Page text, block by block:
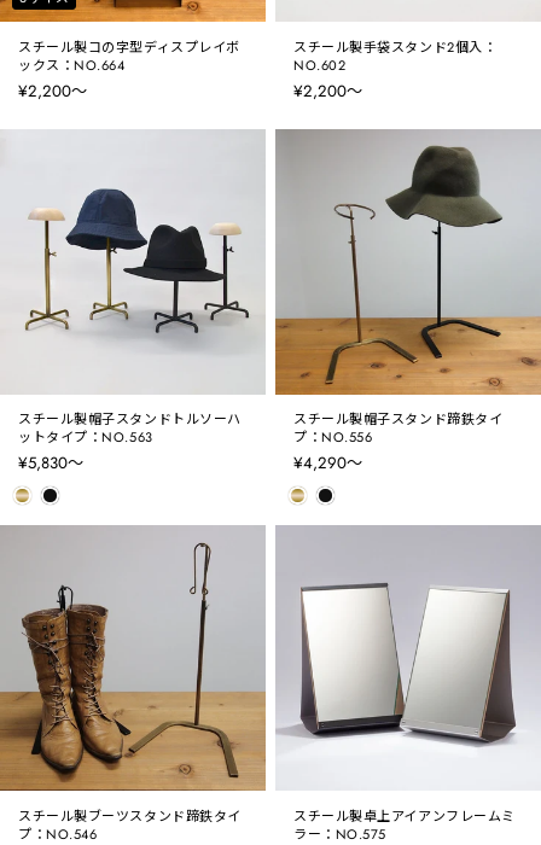
スチール製コの字型ディスプレイボ
ックス：NO.664
¥2,200〜
スチール製手袋スタンド2個入：
NO.602
¥2,200〜
スチール製帽子スタンドトルソーハ
ットタイプ：NO.563
¥5,830〜
スチール製帽子スタンド蹄鉄タイ
プ：NO.556
¥4,290〜
スチール製ブーツスタンド蹄鉄タイ
プ：NO.546
スチール製卓上アイアンフレームミ
ラー：NO.575